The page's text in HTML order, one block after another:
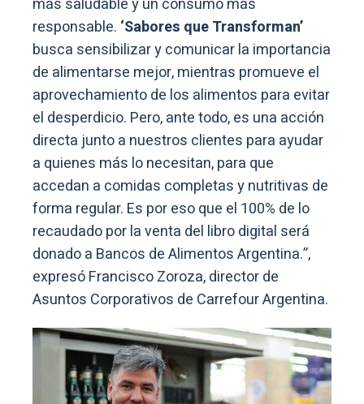
responsable. ‘Sabores que Transforman’
busca sensibilizar y comunicar la importancia
de alimentarse mejor, mientras promueve el
aprovechamiento de los alimentos para evitar
el desperdicio. Pero, ante todo, es una acción
directa junto a nuestros clientes para ayudar
a quienes más lo necesitan, para que
accedan a comidas completas y nutritivas de
forma regular. Es por eso que el 100% de lo
recaudado por la venta del libro digital será
donado a Bancos de Alimentos Argentina.”,
expresó Francisco Zoroza, director de
Asuntos Corporativos de Carrefour Argentina.